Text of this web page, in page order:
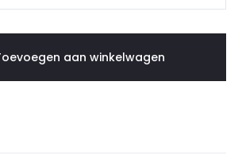
aan winkelwagen